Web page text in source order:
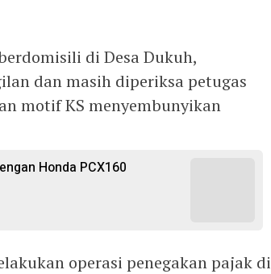
di Desa Dukuh,
dan masih diperiksa petugas
motif KS menyembunyikan
Honda PCX160
operasi penegakan pajak di